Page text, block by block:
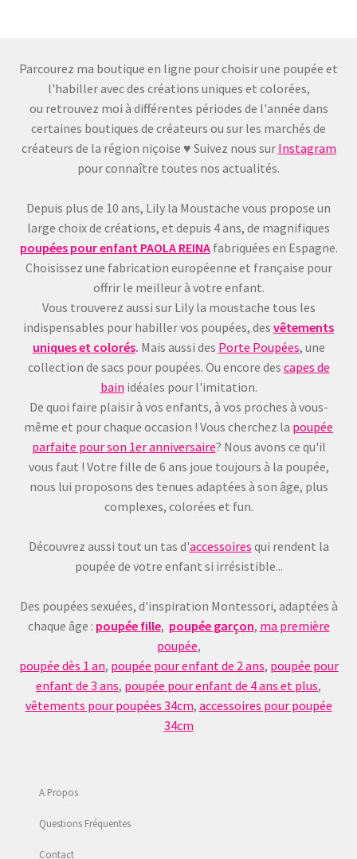
du
plus
ancien
Parcourez ma boutique en ligne pour choisir une poupée et
l'habiller avec des créations uniques et colorées,
ou retrouvez moi à différentes périodes de l'année dans
certaines boutiques de créateurs ou sur les marchés de
créateurs de la région niçoise ♥ Suivez nous sur Instagram
pour connaître toutes nos actualités.
Depuis plus de 10 ans, Lily la Moustache vous propose un
large choix de créations, et depuis 4 ans, de magnifiques
poupées pour enfant PAOLA REINAfabriquées en Espagne.
Choisissez une fabrication européenne et française pour
offrir le meilleur à votre enfant.
Vous trouverez aussi sur Lily la moustache tous les
indispensables pour habiller vos poupées, des vêtements
uniques et colorés. Mais aussi des Porte Poupées, une
collection de sacs pour poupées. Ou encore des capes de
bain idéales pour l'imitation.
De quoi faire plaisir à vos enfants, à vos proches à vous-
même et pour chaque occasion ! Vous cherchez la poupée
parfaite pour son 1er anniversaire? Nous avons ce qu'il
vous faut ! Votre fille de 6 ans joue toujours à la poupée,
nous lui proposons des tenues adaptées à son âge, plus
complexes, colorées et fun.
Découvrez aussi tout un tas d'accessoires qui rendent la
poupée de votre enfant si irrésistible...
Des poupées sexuées, d'inspiration Montessori, adaptées à
chaque âge : poupée fille, poupée garçon, ma première
poupée,
poupée dès 1 an, poupée pour enfant de 2 ans, poupée pour
enfant de 3 ans, poupée pour enfant de 4 ans et plus,
vêtements pour poupées 34cm, accessoires pour poupée
34cm
A Propos
Questions Fréquentes
Contact